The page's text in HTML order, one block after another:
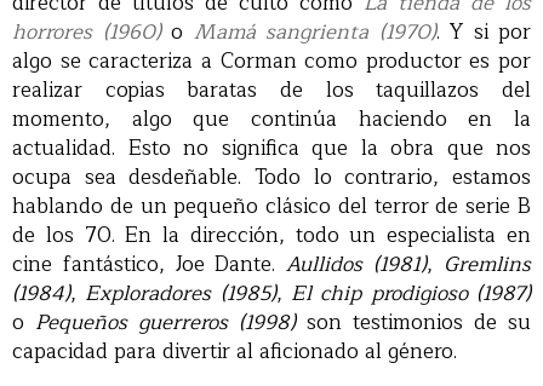
horrores (1960)o Mamá sangrienta (1970). Y si por
algo se caracteriza a Corman como productor es por
realizar copias baratas de los taquillazos del
momento, algo que continúa haciendo en la
actualidad. Esto no significa que la obra que nos
ocupa sea desdeñable. Todo lo contrario, estamos
hablando de un pequeño clásico del terror de serie B
de los 70. En la dirección, todo un especialista en
cine fantástico, Joe Dante.Aullidos (1981), Gremlins
(1984), Exploradores (1985), El chip prodigioso (1987)
o Pequeños guerreros (1998)son testimonios de su
capacidad para divertir al aficionado al género.